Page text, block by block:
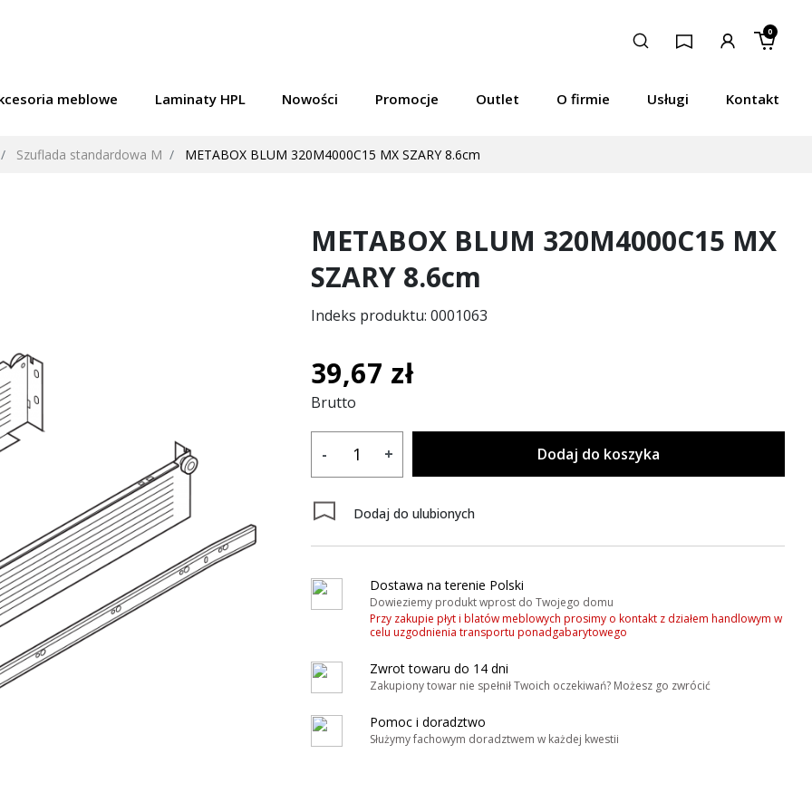
meblowe Laminaty HPL Nowości Promocje Outlet O firmie Usługi Kontakt
0
Szuflada standardowa M METABOX BLUM 320M4000C15 MX SZARY 8.6cm
METABOX BLUM 320M4000C15 MX
SZARY 8.6cm
Indeks produktu: 0001063
39,67 zł
Brutto
- + Dodaj do koszyka
Dodaj do ulubionych
Dostawa na terenie Polski
Dowieziemy produkt wprost do Twojego domu
Przy zakupie płyt i blatów meblowych prosimy o kontakt z działem handlowym w
celu uzgodnienia transportu ponadgabarytowego
Zwrot towaru do 14 dni
Zakupiony towar nie spełnił Twoich oczekiwań? Możesz go zwrócić
Pomoc i doradztwo
Służymy fachowym doradztwem w każdej kwestii